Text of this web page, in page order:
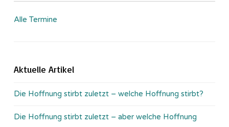
Alle Termine
Aktuelle Artikel
Die Hoffnung stirbt zuletzt – welche Hoffnung stirbt?
Die Hoffnung stirbt zuletzt – aber welche Hoffnung